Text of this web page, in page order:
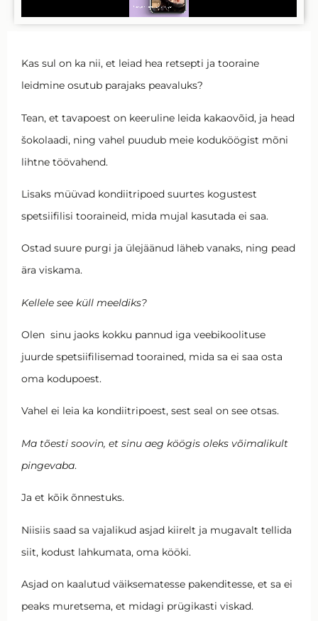
Kas sul on ka nii, et leiad hea retsepti ja tooraine
leidmine osutub parajaks peavaluks?
Tean, et tavapoest on keeruline leida kakaovõid, ja head
šokolaadi, ning vahel puudub meie koduköögist mõni
lihtne töövahend.
Lisaks müüvad kondiitripoed suurtes kogustest
spetsiifilisi tooraineid, mida mujal kasutada ei saa.
Ostad suure purgi ja ülejäänud läheb vanaks, ning pead
ära viskama.
Kellele see küll meeldiks?
Olen sinu jaoks kokku pannud iga veebikoolituse
juurde spetsiifilisemad toorained, mida sa ei saa osta
oma kodupoest.
Vahel ei leia ka kondiitripoest, sest seal on see otsas.
Ma tõesti soovin, et sinu aeg köögis oleks võimalikult
pingevaba.
Ja et kõik õnnestuks.
Niisiis saad sa vajalikud asjad kiirelt ja mugavalt tellida
siit, kodust lahkumata, oma kööki.
Asjad on kaalutud väiksematesse pakenditesse, et sa ei
peaks muretsema, et midagi prügikasti viskad.